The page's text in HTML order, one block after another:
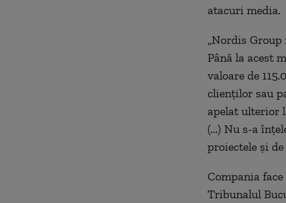
atacuri media.
„Nordis Group
Până la acest
valoare de
clienților sau
apelat ulterior
(...) Nu s-a
proiectele și
Compania
Tribunalul